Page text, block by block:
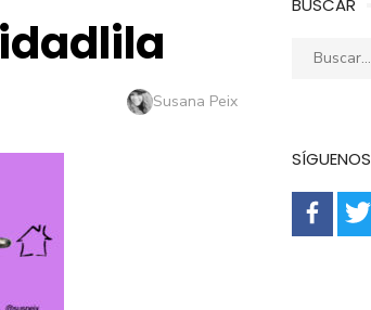
Autor
Susana Peix
Buscar:
SÍGUENOS